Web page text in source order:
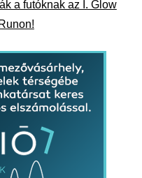
a futóknak az I. Glow